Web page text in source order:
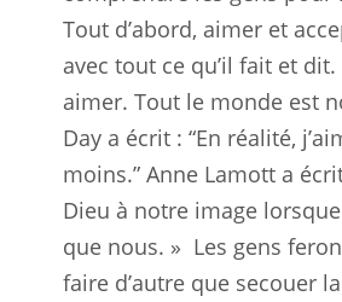
Tout d’abord, aimer et
avec tout ce qu’il fait et dit.
aimer. Tout le monde est
Day a écrit : “En réalité,
moins.” Anne Lamott a
Dieu à notre image
que nous. » Les gens
faire d’autre que secouer